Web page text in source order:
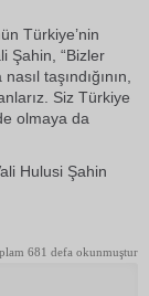
Türkiye’nin
Şahin, “Bizler
taşındığının,
Siz Türkiye
olmaya da
Hulusi Şahin
681 defa okunmuştur